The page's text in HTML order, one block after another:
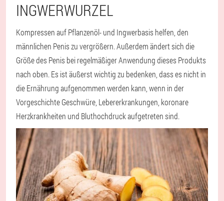
INGWERWURZEL
Kompressen auf Pflanzenöl- und Ingwerbasis helfen, den
männlichen Penis zu vergrößern. Außerdem ändert sich die
Größe des Penis bei regelmäßiger Anwendung dieses Produkts
nach oben. Es ist äußerst wichtig zu bedenken, dass es nicht in
die Ernährung aufgenommen werden kann, wenn in der
Vorgeschichte Geschwüre, Lebererkrankungen, koronare
Herzkrankheiten und Bluthochdruck aufgetreten sind.